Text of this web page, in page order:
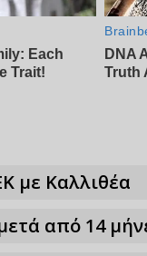
με Καλλιθέα
από 14